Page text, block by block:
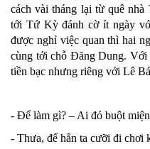
cách vài tháng lại từ quê
tới Tứ Kỳ đánh cờ ít ngày
được nghỉ việc quan thì hai
cùng tới chỗ Đăng Dung. Với
tiền bạc nhưng riêng với Lê
- Để làm gì? – Ai đó buột
- Thưa, để hắn ta cưỡi đi chơi